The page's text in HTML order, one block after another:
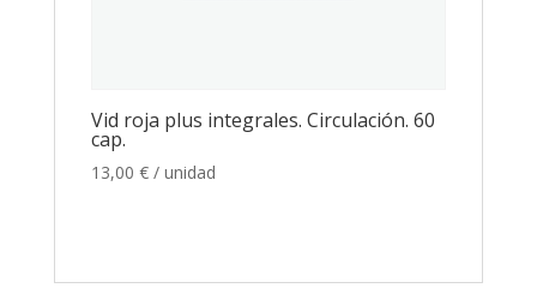
Vid roja plus integrales. Circulación. 60
cap.
13,00 € / unidad